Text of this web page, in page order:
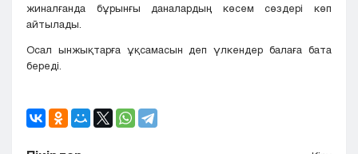
жиналғанда бұрынғы даналардың көсем сөздері көп
айтылады.
Осал ынжықтарға ұқсамасын деп үлкендер балаға бата
береді.